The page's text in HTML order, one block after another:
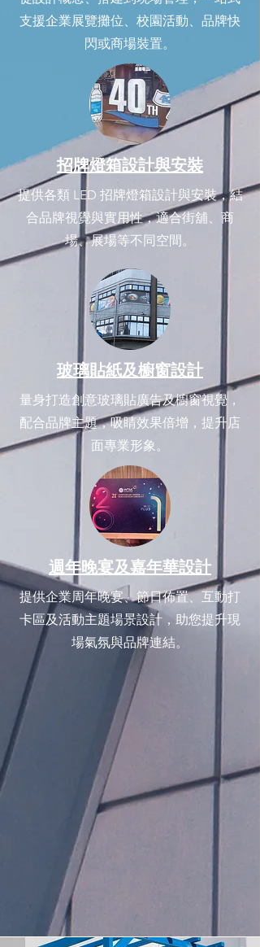
支援企業展覽攤位、校園活動、品牌快
閃或商場裝置。
招牌燈箱設計與安裝
提供各類 LED 招牌燈箱設計與安裝，結
合品牌視覺與實用性，適合街舖、商
場、展場等不同空間。
玻璃貼紙及櫥窗設計
量身打造創意玻璃貼廣告及櫥窗視覺，
配合品牌主題，吸睛效果倍增，提升店
面專業形象。
週年晚宴及嘉年華設計
提供企業周年晚宴、節日佈置、互動打
卡區及活動主題場景設計，助您提升現
場氣氛與品牌連結。